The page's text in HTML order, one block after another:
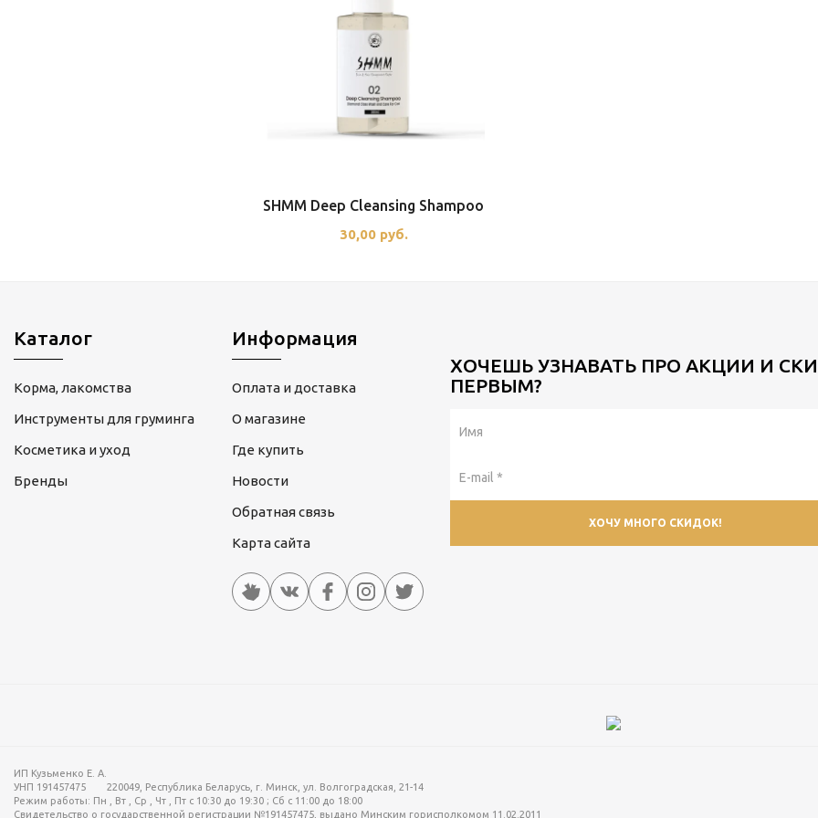
SHMM Deep Cleansing Shampoo
30,00 руб.
Каталог
Корма, лакомства
Инструменты для груминга
Косметика и уход
Бренды
Информация
Оплата и доставка
О магазине
Где купить
Новости
Обратная связь
Карта сайта
ХОЧЕШЬ УЗНАВАТЬ ПРО АКЦИИ И
ПЕРВЫМ?
ИП Кузьменко Е. А.
УНП 191457475
220049, Республика Беларусь, г. Минск, ул. Волгоградская, 21-14
Режим работы: Пн , Вт , Ср , Чт , Пт c 10:30 до 19:30 ; Сб c 11:00 до 18:00
Свидетельство о государственной регистрации №191457475, выдано Минским горисполкомом 11.02.2011